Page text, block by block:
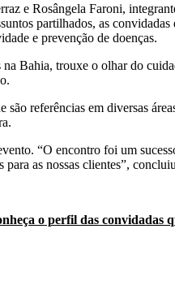
e Rosângela Faroni,
partilhados, as
e prevenção de doenças.
Bahia, trouxe o olhar do
referências em diversas
“O encontro foi um
as nossas clientes”,
o perfil das convidadas